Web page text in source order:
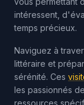
intéressent,
temps précieux.
Naviguez à
littéraire et
sérénité. Ces
les passionnés
ressources